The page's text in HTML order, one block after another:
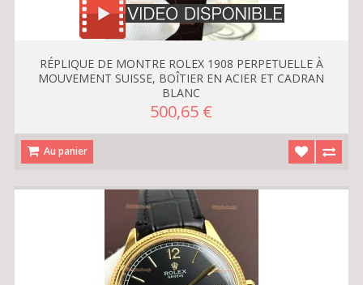
RÉPLIQUE DE MONTRE ROLEX 1908 PERPETUELLE À
MOUVEMENT SUISSE, BOÎTIER EN ACIER ET CADRAN
BLANC
500,65 €
Au panier